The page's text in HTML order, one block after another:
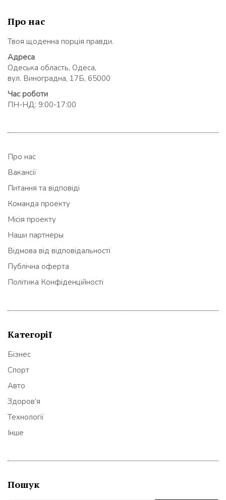
Про нас
Твоя щоденна порція правди.
Адреса
Одеська область, Одеса,
вул. Виноградна, 17Б, 65000
Час роботи
ПН-НД: 9:00-17:00
Про нас
Вакансії
Питання та відповіді
Команда проекту
Місія проекту
Наши партнеры
Відмова від відповідальності
Публічна оферта
Політика Конфіденційності
Категорії
Бізнес
Спорт
Авто
Здоров’я
Технології
Інше
Пошук